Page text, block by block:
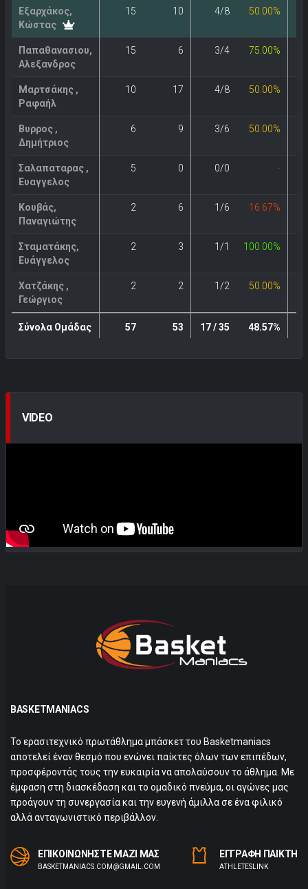
Εξαρχάκος,
Κώστας
15 10 4/8 50.00%
Παπαθανασιου,
Αλεξανδρος
15 6 3/4 75.00%
Μαρτσάκης ,
Ραφαήλ
10 17 4/8 50.00%
Βυρρος ,
Δημήτριος
6 9 3/6 50.00%
Σαλαπαταρας ,
Ευαγγελος
5 0 0/0 -
Κουβάς,
Παναγιώτης
2 6 1/6 16.67%
Σταματάκης,
Ευάγγελος
2 3 1/1 100.00%
Χατζάκης ,
Γεώργιος
2 2 1/2 50.00%
Σύνολα Ομάδας 57 53 17 / 35 48.57%
VIDEO
BASKETMANIACS
Το ερασιτεχνικό πρωτάθλημα μπάσκετ του Basketmaniacs
αποτελεί έναν θεσμό που ενώνει παίκτες όλων των επιπέδων,
προσφέροντάς τους την ευκαιρία να απολαύσουν το άθλημα. Με
έμφαση στη διασκέδαση και το ομαδικό πνεύμα, οι αγώνες μας
προάγουν τη συνεργασία και την ευγενή άμιλλα σε ένα φιλικό
αλλά ανταγωνιστικό περιβάλλον.
ΕΠΙΚΟΙΝΩΝΗΣΤΕ ΜΑΖΙ ΜΑΣ
BASKETMANIACS.COM@GMAIL.COM
ΕΓΓΡΑΦΗ ΠΑΙΚΤΗ
ΑTHLETESLINK